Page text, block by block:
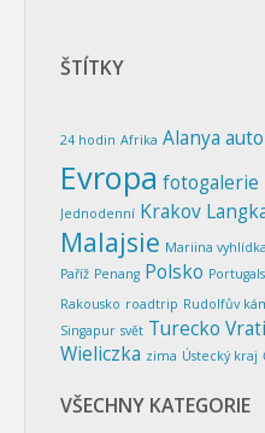
ŠTÍTKY
24 hodin Afrika Alanya auto
Evropa fotogalerie
Jednodenní Krakov
Malajsie Mariina vyhlídka
Paříž Penang Polsko
Rakousko roadtrip Rudolfův
Singapur svět Turecko
Wieliczka zima Ústecký kraj
VŠECHNY KATEGORIE